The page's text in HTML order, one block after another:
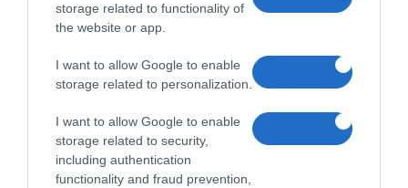
storage related to functionality of
the website or app.
I want to allow Google to enable
storage related to personalization.
I want to allow Google to enable
storage related to security,
including authentication
functionality and fraud prevention,